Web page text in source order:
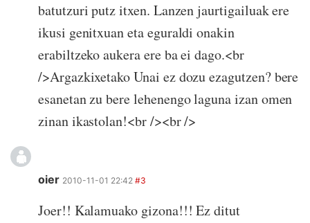
batutzuri putz itxen. Lanzen jaurtigailuak ere
ikusi genitxuan eta eguraldi onakin
erabiltzeko aukera ere ba ei dago.<br
/>Argazkixetako Unai ez dozu ezagutzen? bere
esanetan zu bere lehenengo laguna izan omen
zinan ikastolan!<br /><br />
oier 2010-11-01 22:42 #3
Joer!! Kalamuako gizona!!! Ez ditut